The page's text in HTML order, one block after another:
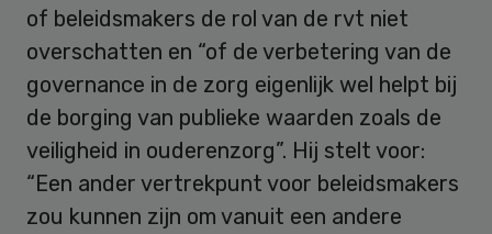
of beleidsmakers de rol van de rvt niet
overschatten en “of de verbetering van de
governance in de zorg eigenlijk wel helpt bij
de borging van publieke waarden zoals de
veiligheid in ouderenzorg”. Hij stelt voor:
“Een ander vertrekpunt voor beleidsmakers
zou kunnen zijn om vanuit een andere